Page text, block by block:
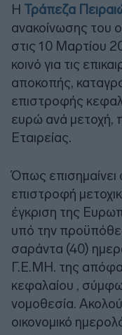
Η Τράπεζα
ανακοίνωσης του
στις 10 Μαρτίου
κοινό για τις
αποκοπής,
επιστροφής
ευρώ ανά μετοχή,
Εταιρείας.
Όπως επισημαίνει
επιστροφή
έγκριση της
υπό την
σαράντα (40)
Γ.Ε.ΜΗ. της
κεφαλαίου ,
νομοθεσία.
οικονομικό